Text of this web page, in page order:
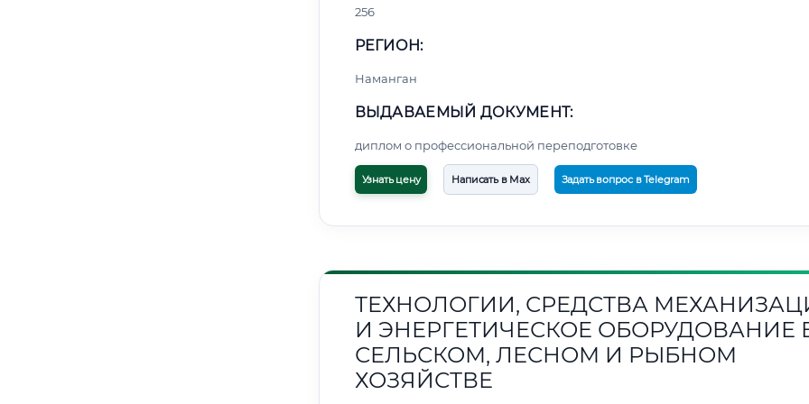
256
РЕГИОН:
Наманган
ВЫДАВАЕМЫЙ ДОКУМЕНТ:
диплом о профессиональной переподготовке
Узнать цену Написать в Max Задать вопрос в Telegram
ТЕХНОЛОГИИ, СРЕДСТВА
И ЭНЕРГЕТИЧЕСКОЕ ОБОРУДОВАНИЕ
СЕЛЬСКОМ, ЛЕСНОМ И РЫБНОМ
ХОЗЯЙСТВЕ